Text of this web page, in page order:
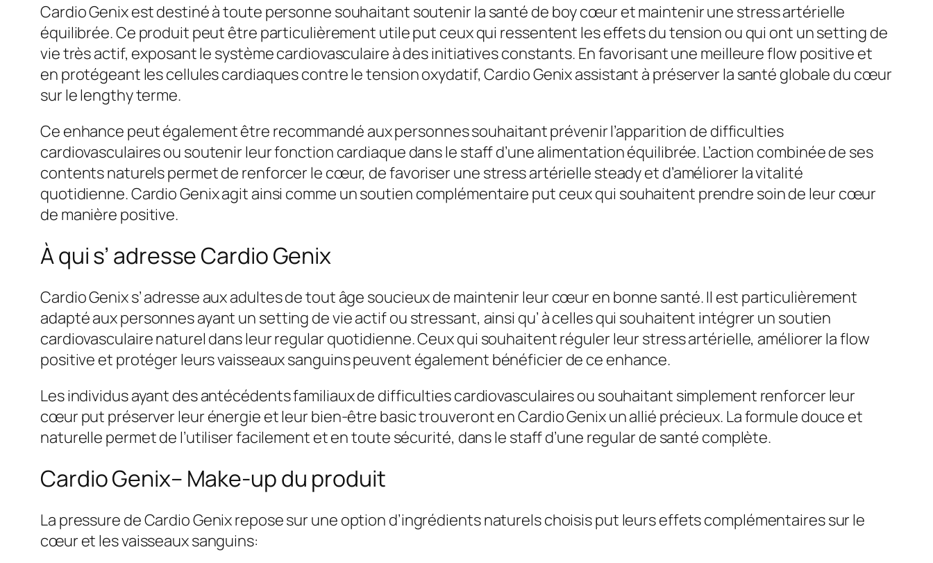
x
–
A
n
y
s
e
c
è
t
e
:
c
o
m
p
i
t
Cardio Genix est destiné à toute personne souhaitant soutenir la santé de boy cœur et maintenir une stress artérielle
équilibrée. Ce produit peut être particulièrement utile put ceux qui ressentent les effets du tension ou qui ont un setting de
vie très actif, exposant le système cardiovasculaire à des initiatives constants. En favorisant une meilleure flow positive et
en protégeant les cellules cardiaques contre le tension oxydatif, Cardio Genix assistant à préserver la santé globale du cœur
sur le lengthy terme.
Ce enhance peut également être recommandé aux personnes souhaitant prévenir l’apparition de difficulties
cardiovasculaires ou soutenir leur fonction cardiaque dans le staff d’une alimentation équilibrée. L’action combinée de ses
contents naturels permet de renforcer le cœur, de favoriser une stress artérielle steady et d’améliorer la vitalité
quotidienne. Cardio Genix agit ainsi comme un soutien complémentaire put ceux qui souhaitent prendre soin de leur cœur
de manière positive.
À qui s’ adresse Cardio Genix
Cardio Genix s’ adresse aux adultes de tout âge soucieux de maintenir leur cœur en bonne santé. Il est particulièrement
adapté aux personnes ayant un setting de vie actif ou stressant, ainsi qu’ à celles qui souhaitent intégrer un soutien
cardiovasculaire naturel dans leur regular quotidienne. Ceux qui souhaitent réguler leur stress artérielle, améliorer la flow
positive et protéger leurs vaisseaux sanguins peuvent également bénéficier de ce enhance.
Les individus ayant des antécédents familiaux de difficulties cardiovasculaires ou souhaitant simplement renforcer leur
cœur put préserver leur énergie et leur bien-être basic trouveront en Cardio Genix un allié précieux. La formule douce et
naturelle permet de l’utiliser facilement et en toute sécurité, dans le staff d’une regular de santé complète.
Cardio Genix– Make-up du produit
La pressure de Cardio Genix repose sur une option d’ingrédients naturels choisis put leurs effets complémentaires sur le
cœur et les vaisseaux sanguins: